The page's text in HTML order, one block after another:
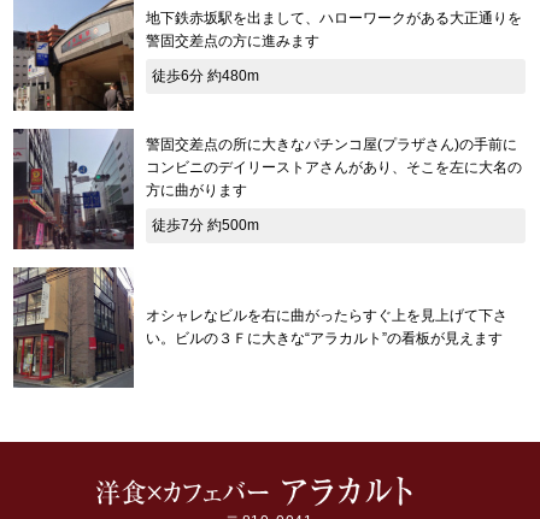
地下鉄赤坂駅を出まして、ハローワークがある大正通りを
警固交差点の方に進みます
徒歩6分 約480m
警固交差点の所に大きなパチンコ屋(プラザさん)の手前に
コンビニのデイリーストアさんがあり、そこを左に大名の
方に曲がります
徒歩7分 約500m
オシャレなビルを右に曲がったらすぐ上を見上げて下さ
い。ビルの３Ｆに大きな“アラカルト”の看板が見えます